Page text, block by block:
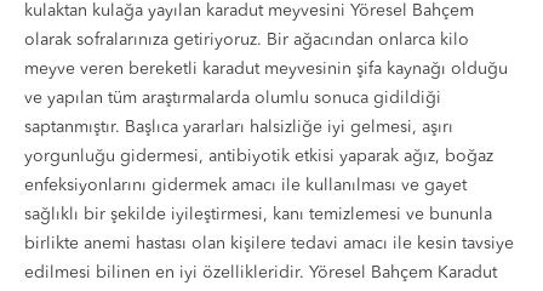
kulaktan kulağa yayılan karadut meyvesini Yöresel Bahçem
olarak sofralarınıza getiriyoruz. Bir ağacından onlarca kilo
meyve veren bereketli karadut meyvesinin şifa kaynağı olduğu
ve yapılan tüm araştırmalarda olumlu sonuca gidildiği
saptanmıştır. Başlıca yararları halsizliğe iyi gelmesi, aşırı
yorgunluğu gidermesi, antibiyotik etkisi yaparak ağız, boğaz
enfeksiyonlarını gidermek amacı ile kullanılması ve gayet
sağlıklı bir şekilde iyileştirmesi, kanı temizlemesi ve bununla
birlikte anemi hastası olan kişilere tedavi amacı ile kesin tavsiye
edilmesi bilinen en iyi özellikleridir. Yöresel Bahçem Karadut